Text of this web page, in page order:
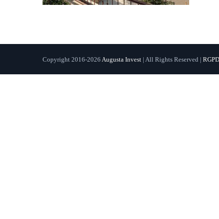
Copyright 2016-2026 Augusta Invest | All Rights Reserved | RGPD